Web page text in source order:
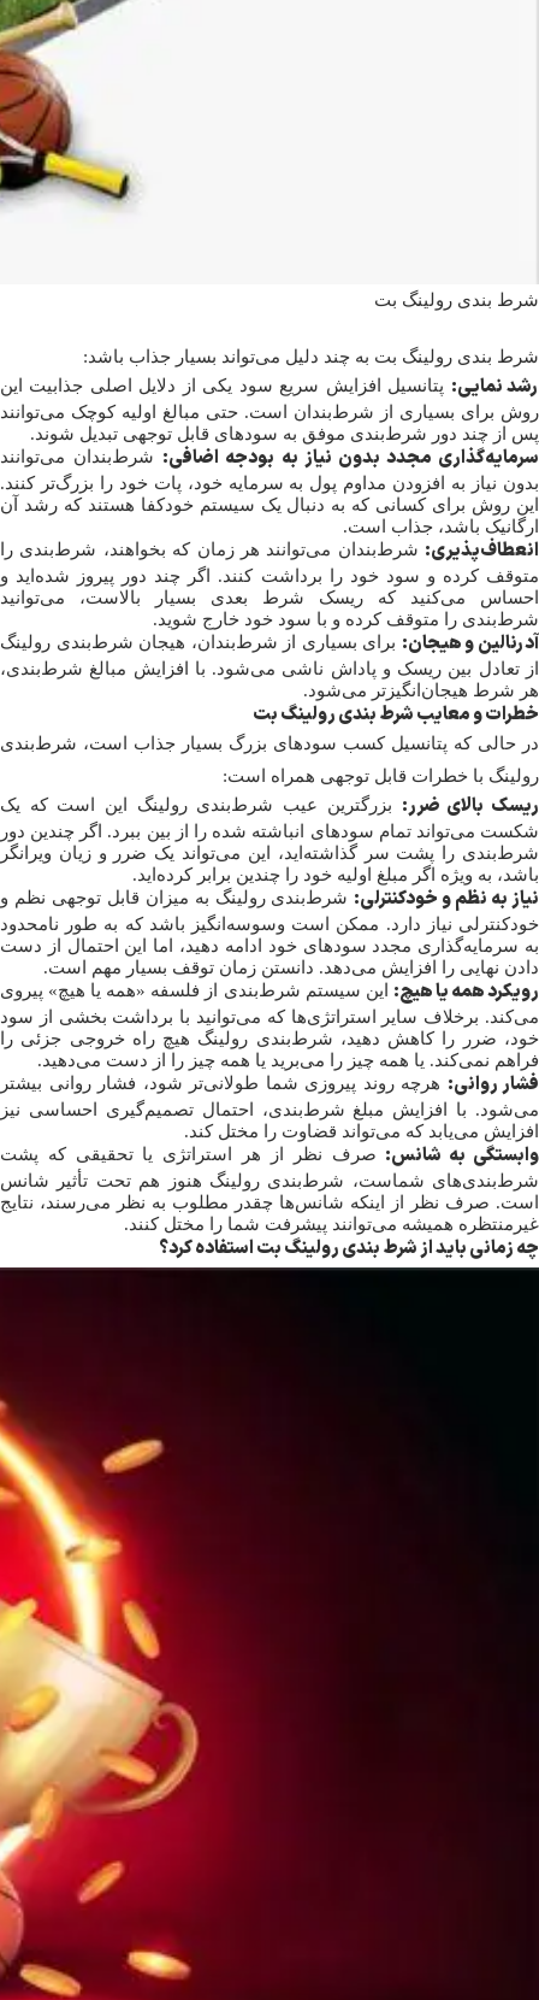
شرط بندی رولینگ بت
شرط بندی رولینگ بت به چند دلیل می‌تواند بسیار جذاب باشد:
رشد نمایی: پتانسیل افزایش سریع سود یکی از دلایل اصلی جذابیت این
روش برای بسیاری از شرط‌بندان است. حتی مبالغ اولیه کوچک می‌توانند
پس از چند دور شرط‌بندی موفق به سودهای قابل توجهی تبدیل شوند.
سرمایه‌گذاری مجدد بدون نیاز به بودجه اضافی: شرط‌بندان می‌توانند
بدون نیاز به افزودن مداوم پول به سرمایه خود، پات خود را بزرگ‌تر کنند.
این روش برای کسانی که به دنبال یک سیستم خودکفا هستند که رشد آن
ارگانیک باشد، جذاب است.
انعطاف‌پذیری: شرط‌بندان می‌توانند هر زمان که بخواهند، شرط‌بندی را
متوقف کرده و سود خود را برداشت کنند. اگر چند دور پیروز شده‌اید و
احساس می‌کنید که ریسک شرط بعدی بسیار بالاست، می‌توانید
شرط‌بندی را متوقف کرده و با سود خود خارج شوید.
آدرنالین و هیجان: برای بسیاری از شرط‌بندان، هیجان شرط‌بندی رولینگ
از تعادل بین ریسک و پاداش ناشی می‌شود. با افزایش مبالغ شرط‌بندی،
هر شرط هیجان‌انگیزتر می‌شود.
خطرات و معایب شرط بندی رولینگ بت
در حالی که پتانسیل کسب سودهای بزرگ بسیار جذاب است، شرط‌بندی
رولینگ با خطرات قابل توجهی همراه است:
ریسک بالای ضرر: بزرگترین عیب شرط‌بندی رولینگ این است که یک
شکست می‌تواند تمام سودهای انباشته شده را از بین ببرد. اگر چندین دور
شرط‌بندی را پشت سر گذاشته‌اید، این می‌تواند یک ضرر و زیان ویرانگر
باشد، به ویژه اگر مبلغ اولیه خود را چندین برابر کرده‌اید.
نیاز به نظم و خودکنترلی: شرط‌بندی رولینگ به میزان قابل توجهی نظم و
خودکنترلی نیاز دارد. ممکن است وسوسه‌انگیز باشد که به طور نامحدود
به سرمایه‌گذاری مجدد سودهای خود ادامه دهید، اما این احتمال از دست
دادن نهایی را افزایش می‌دهد. دانستن زمان توقف بسیار مهم است.
رویکرد همه یا هیچ: این سیستم شرط‌بندی از فلسفه «همه یا هیچ» پیروی
می‌کند. برخلاف سایر استراتژی‌ها که می‌توانید با برداشت بخشی از سود
خود، ضرر را کاهش دهید، شرط‌بندی رولینگ هیچ راه خروجی جزئی را
فراهم نمی‌کند. یا همه چیز را می‌برید یا همه چیز را از دست می‌دهید.
فشار روانی: هرچه روند پیروزی شما طولانی‌تر شود، فشار روانی بیشتر
می‌شود. با افزایش مبلغ شرط‌بندی، احتمال تصمیم‌گیری احساسی نیز
افزایش می‌یابد که می‌تواند قضاوت را مختل کند.
وابستگی به شانس: صرف نظر از هر استراتژی یا تحقیقی که پشت
شرط‌بندی‌های شماست، شرط‌بندی رولینگ هنوز هم تحت تأثیر شانس
است. صرف نظر از اینکه شانس‌ها چقدر مطلوب به نظر می‌رسند، نتایج
غیرمنتظره همیشه می‌توانند پیشرفت شما را مختل کنند.
چه زمانی باید از شرط بندی رولینگ بت استفاده کرد؟